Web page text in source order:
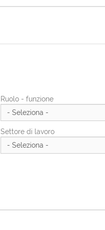
Ruolo - funzione
Settore di lavoro